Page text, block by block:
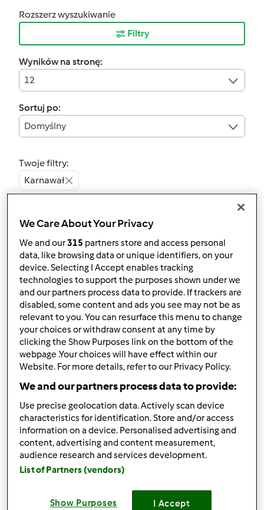
Rozszerz wyszukiwanie
Filtry
Wyników na stronę:
12
Sortuj po:
Domyślny
Twoje filtry:
Karnawał
5.0(6)
Sernik z nutellą
przezrikola
5 7 Średni 20 2h 30min
4.6(5)
Cynamonki
przezGość
60
Angielskie muffiny i
kęski a'la sushi w bento
We Care About Your Privacy
We and our315 partners store and access personal
data, like browsing data or unique identifiers, on your
device. Selecting I Accept enables tracking
technologies to support the purposes shown under we
and our partners process data to provide. If trackers are
disabled, some content and ads you see may not be as
relevant to you. You can resurface this menu to change
your choices or withdraw consent at any time by
clicking the Show Purposes link on the bottom of the
webpage .Your choices will have effect within our
Website. For more details, refer to our Privacy Policy.
We and our partners process data to provide:
Use precise geolocation data. Actively scan device
characteristics for identification. Store and/or access
information on a device. Personalised advertising and
content, advertising and content measurement,
audience research and services development.
List of Partners (vendors)
Show Purposes I Accept